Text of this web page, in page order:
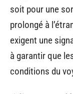
soit pour une
prolongé à
exigent une
à garantir que
conditions du